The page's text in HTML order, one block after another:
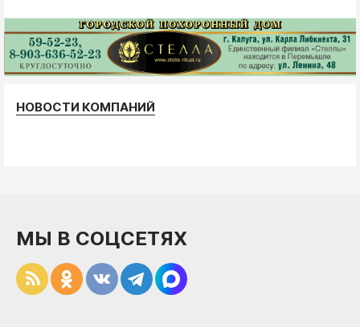
НОВОСТИ КОМПАНИЙ
МЫ В СОЦСЕТЯХ